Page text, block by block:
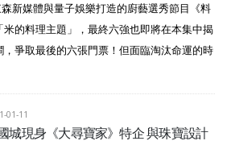
新媒體與量子娛樂打造的廚藝選秀節目《料
的料理主題」，最終六強也即將在本集中揭
爭取最後的六張門票！但面臨淘汰命運的時
01-11
城現身《大尋寶家》特企 與珠寶設計